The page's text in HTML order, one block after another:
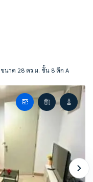
ขนาด 28 ตร.ม. ชั้น 8 ตึก A